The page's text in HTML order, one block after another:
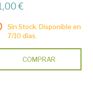
€
Sin Stock. Disponible en
7/10 días.
COMPRAR